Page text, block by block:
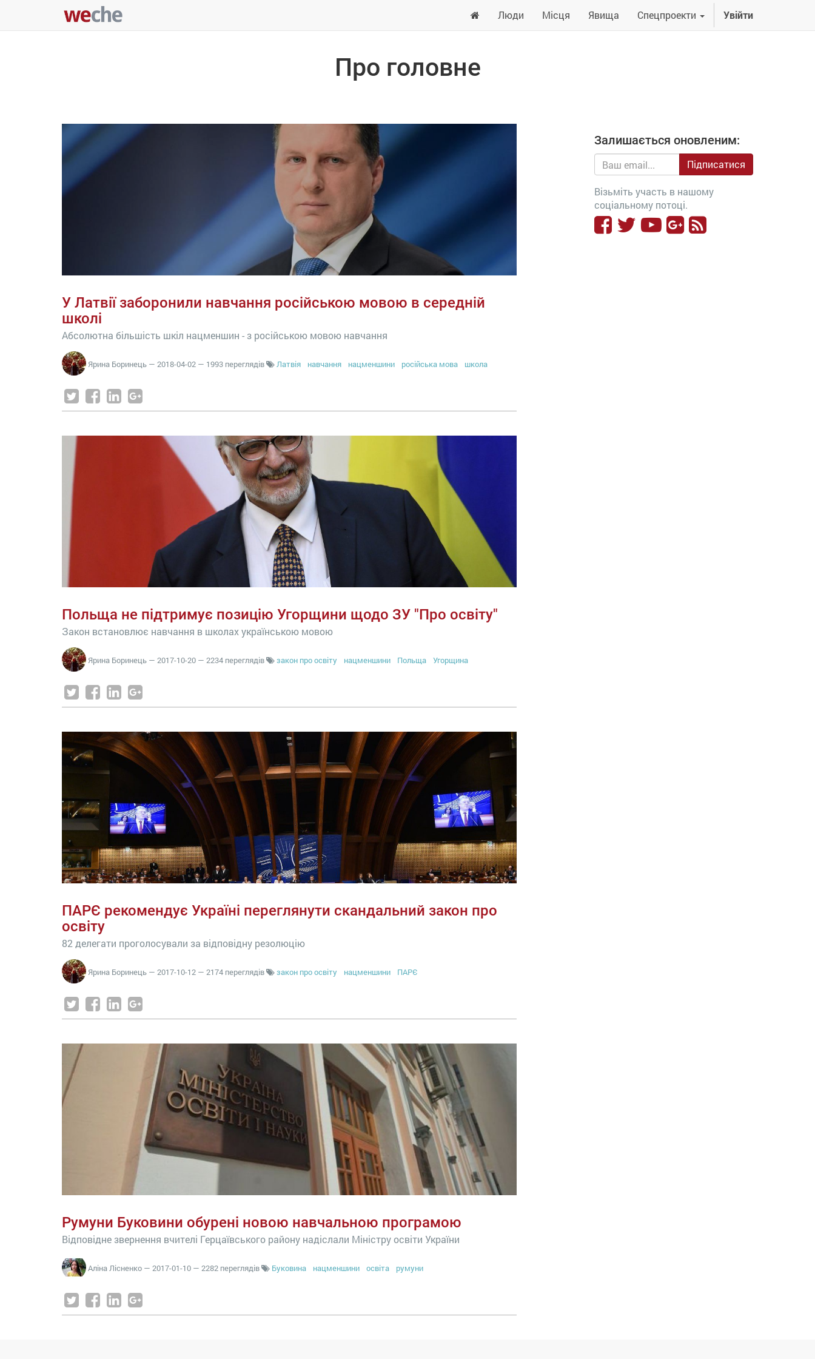
Люди Місця Явища Спецпроекти Увійти
Про головне
У Латвії заборонили навчання російською мовою в середній
школі
Абсолютна більшість шкіл нацменшин - з російською мовою навчання
Ярина Боринець — 2018-04-02 — 1993 переглядів Латвія навчання нацменшини російська мова школа
Польща не підтримує позицію Угорщини щодо ЗУ "Про освіту"
Закон встановлює навчання в школах українською мовою
Ярина Боринець — 2017-10-20 — 2234 переглядів закон про освіту нацменшини Польща Угорщина
ПАРЄ рекомендує Україні переглянути скандальний закон про
освіту
82 делегати проголосували за відповідну резолюцію
Ярина Боринець — 2017-10-12 — 2174 переглядів закон про освіту нацменшини ПАРЄ
Румуни Буковини обурені новою навчальною програмою
Відповідне звернення вчителі Герцаївського району надіслали Міністру освіти України
Аліна Лісненко — 2017-01-10 — 2282 переглядів Буковина нацменшини освіта румуни
Залишається оновленим:
Підписатися
Візьміть участь в нашому
соціальному потоці.